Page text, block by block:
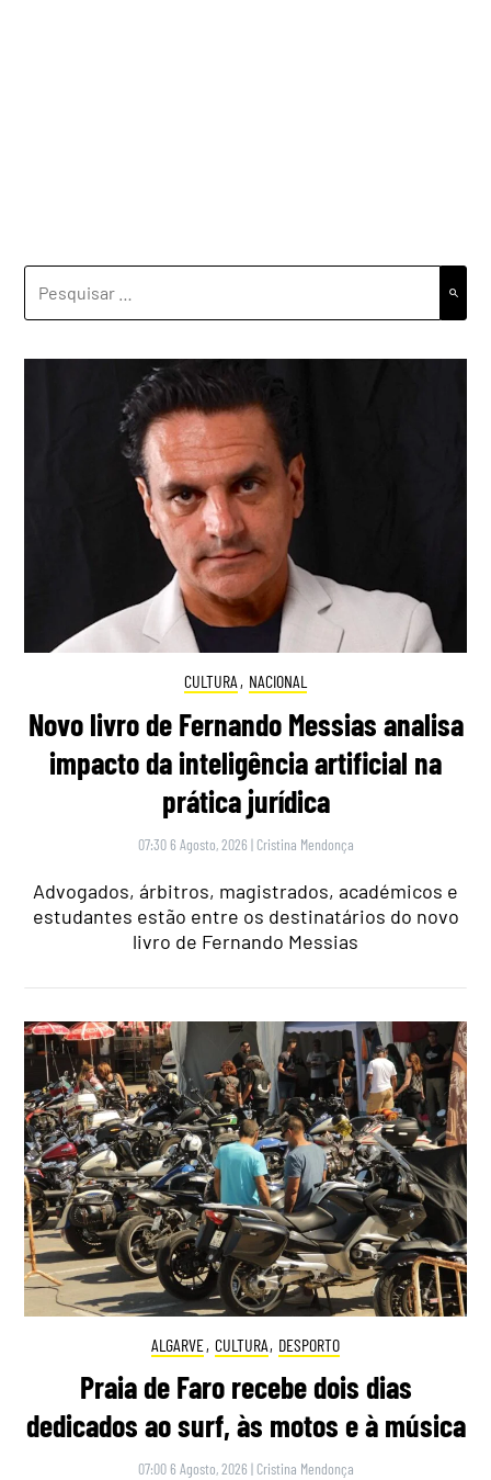
POR:
CULTURA , NACIONAL
Novo livro de Fernando Messias analisa
impacto da inteligência artificial na
prática jurídica
07:30 6 Agosto, 2026 | Cristina Mendonça
Advogados, árbitros, magistrados, académicos e
estudantes estão entre os destinatários do novo
livro de Fernando Messias
ALGARVE, CULTURA, DESPORTO
Praia de Faro recebe dois dias
dedicados ao surf, às motos e à música
07:00 6 Agosto, 2026 | Cristina Mendonça